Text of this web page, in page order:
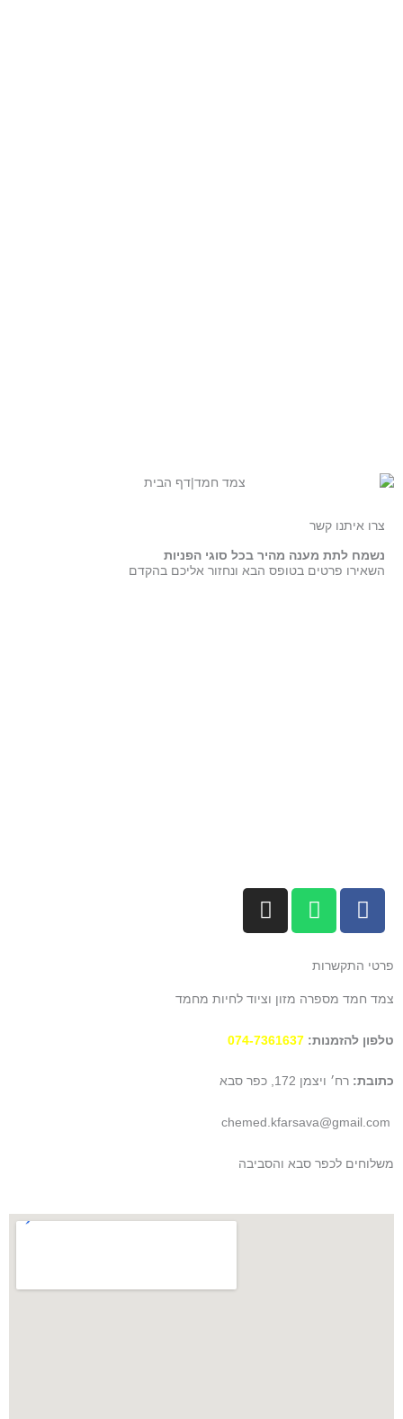
צרו איתנו קשר
נשמח לתת מענה מהיר בכל סוגי הפניות
השאירו פרטים בטופס הבא ונחזור אליכם בהקדם
F
a
e
o
o
k
W
h
t
a
p
I
n
g
r
m
פרטי התקשרות
צמד חמד מספרה מזון וציוד לחיות מחמד
טלפון להזמנות: 074-7361637
כתובת:רח׳ ויצמן 172, כפר סבא
משלוחים לכפר סבא והסביבה